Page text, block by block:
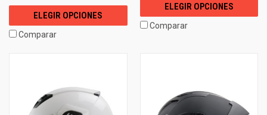
ELEGIR OPCIONES
Comparar
ELEGIR OPCIONES
Comparar